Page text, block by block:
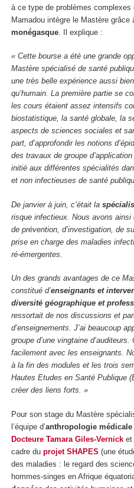
à ce type de problèmes complexes
Mamadou intègre le Mastère grâce
monégasque . Il explique :
« Cette bourse a été une grande
Mastère spécialisé de santé
une très belle expérience aussi
qu’humain. La première partie se
les cours étaient assez intensifs
biostatistique, la santé globale, la
aspects de sciences sociales et
part, d’approfondir les notions
des travaux de groupe
initié aux différentes spécialités
et non infectieuses de santé
De janvier à juin, c’était la
risque infectieux. Nous avons
de prévention, d’investigation, de
prise en charge des maladies
ré-émergentes.
Un des grands avantages de ce
constitué d’enseignants et
diversité géographique et
ressortait de nos discussions et
d’enseignements. J’ai beaucoup
groupe d’une vingtaine
facilement avec les enseignants.
à la fin des modules et les trois
Hautes Etudes en Santé Publique
créer des liens forts. »
Pour son stage du Mastère
l’équipe d’anthropologie médicale
Docteure Tamara Giles-Vernick et
cadre du projet SHAPES (une
des maladies : le regard des
hommes-singes en Afrique